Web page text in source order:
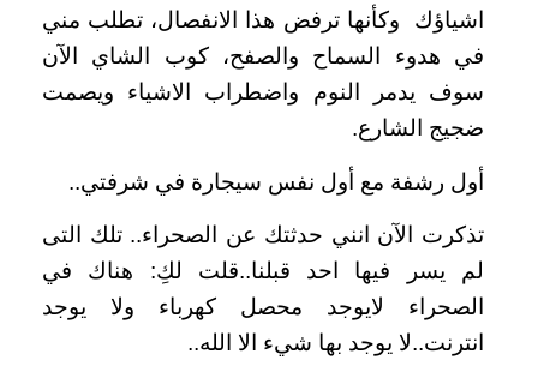
اشياؤك وكأنها ترفض هذا الانفصال، تطلب مني
في هدوء السماح والصفح، كوب الشاي الآن
سوف يدمر النوم واضطراب الاشياء ويصمت
ضجيج الشارع.
أول رشفة مع أول نفس سيجارة في شرفتي..
تذكرت الآن انني حدثتك عن الصحراء.. تلك التى
لم يسر فيها احد قبلنا..قلت لكِ: هناك في
الصحراء لايوجد محصل كهرباء ولا يوجد
انترنت..لا يوجد بها شيء الا الله..